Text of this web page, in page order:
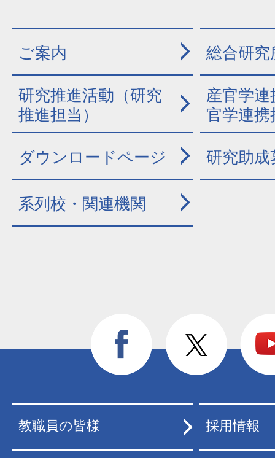
ご案内 総合研究
研究推進活動（研究
推進担当）
産官学
官学連携
ダウンロードページ 研究助成
系列校・関連機関
教職員の皆様 採用情報